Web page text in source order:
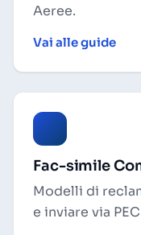
Aeree.
Vai alle guide
Fac-simile
Modelli di
e inviare via